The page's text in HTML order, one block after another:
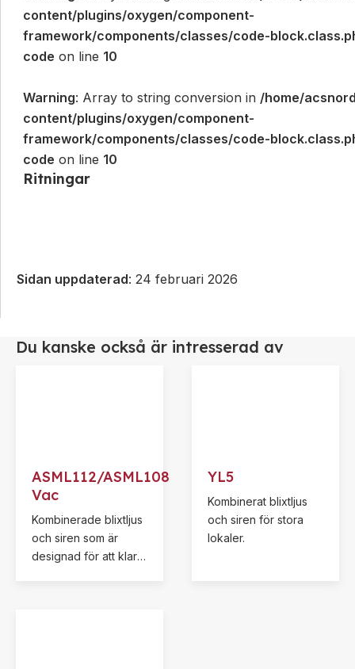
content/plugins/oxygen/component-
framework/components/classes/code-
code on line 10
Warning: Array to string conversion in /home/
content/plugins/oxygen/component-
framework/components/classes/code-
code on line 10
Ritningar
Sidan uppdaterad: 24 februari 2026
Du kanske också är intresserad av
ASML112/ASML108
Vac
Kombinerade blixtljus
och siren som är
designad för att klara
YL5
Kombinerat blixtljus
och siren för stora
lokaler.